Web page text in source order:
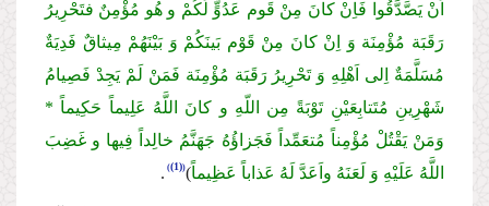
اَنْ یَصَّدَّقُوا فَاِنْ كانَ مِنْ قَوم عَدُوٍّ لَكُمْ و هُو مُؤْمِنٌ فتَحْرِیرُ
رَقَبَة مُؤْمِنَة وَ اِنْ كانَ مِنْ قَوْم بَینَكُمْ وَ بَیْنَهُمْ مِیثاقٌ فَدِیَةٌ
مُسَلَّمَةٌ اِلى اَهْلِهِ وَ تَحْرِیرُ رَقَبَة مُؤْمِنَة فَمَنْ لَمْ یَجِدْ فَصِیامُ
شَهْرِینِ مُتَتابِعَیْنِ تَوْبَةً مِن اللّهِ و كانَ اللَّهُ عَلِیماً حَكِیماً *
وَمَنْ یَقْتُلْ مُؤْمِناً مُتعَمِّداً فَجَزاؤُهُ جَهَنَّمُ خالِداً فِیها و غَضِبَ
اللَّهُ عَلَیْهِ وَ لَعَنَهُ واَعَدَّ لَهُ عَذاباً عَظِیماً)
(1)
.